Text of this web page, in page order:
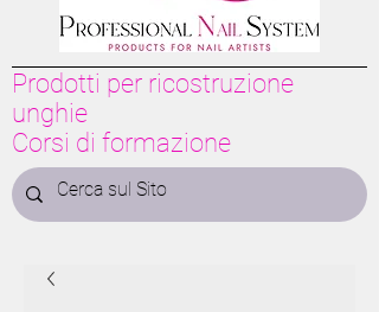
Prodotti per ricostruzione
unghie
Corsi di formazione